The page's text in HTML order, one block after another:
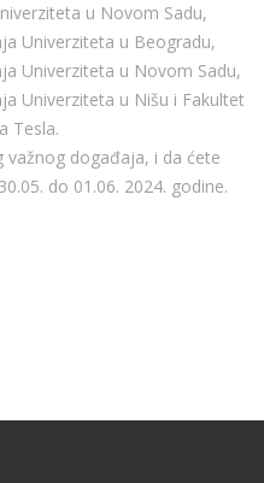
u Novom Sadu,
Univerziteta u Beogradu,
Univerziteta u Novom Sadu,
Univerziteta u Nišu i Fakultet
Tesla.
događaja, i da ćete
do 01.06. 2024. godine.